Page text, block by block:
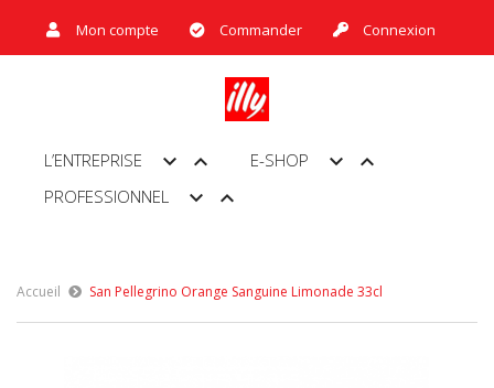
Mon compte Commander Connexion
 
L’ENTREPRISE  
E-SHOP
 
PROFESSIONNEL
Accueil San Pellegrino Orange Sanguine Limonade 33cl